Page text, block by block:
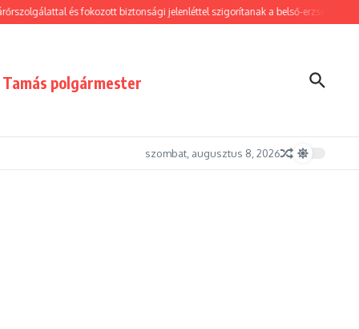
és fokozott biztonsági jelenléttel szigorítanak a belső-erzsébetvárosi
polgármester
szombat, augusztus 8, 2026